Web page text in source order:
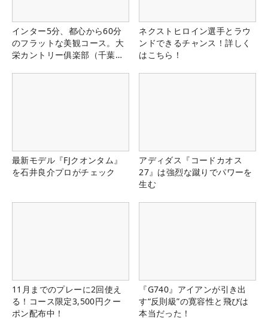
インター5分、都心から60分
のフラットな美観コース。大
栄カントリー俱楽部（千葉
ネクストヒロイン選手とラウ
ンドできるチャンス！詳しく
はこちら！
最新モデル『FJクオンタム』
を石井良介プロがチェック
アディダス『コードカオス
27』は強烈な蹴りでパワーを
生む
11月までのプレーに2回使え
る！コース限定3,500円クー
ポン配布中！
『G740』アイアンが引き出
す“反則級”の寛容性と飛びは
本当だった！